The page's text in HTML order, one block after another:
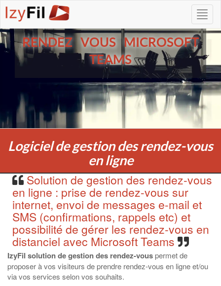
RENDEZ VOUS MICROSOFT
TEAMS
Logiciel de gestion des rendez-vous
en ligne
Solution de gestion des rendez-vous
en ligne : prise de rendez-vous sur
internet, envoi de messages e-mail et
SMS (confirmations, rappels etc) et
possibilité de gérer les rendez-vous en
distanciel avec Microsoft Teams
IzyFil solution de gestion des rendez-vouspermet de
proposer à vos visiteurs de prendre rendez-vous en ligne et/ou
via vos services selon vos souhaits.